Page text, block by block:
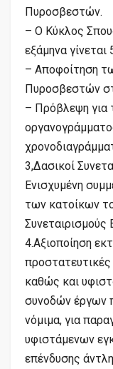
Πυροσβεστών.
– Ο Κύκλος
εξάμηνα γίνεται
– Αποφοίτηση
Πυροσβεστών
– Πρόβλεψη για
3,Δασικοί
Ενισχυμένη
των κατοίκων
Συνεταιρισμούς
4.Αξιοποίηση
προστατευτικές
καθώς και
συνοδών έργων
νόμιμα, για
υφιστάμενων
επένδυσης